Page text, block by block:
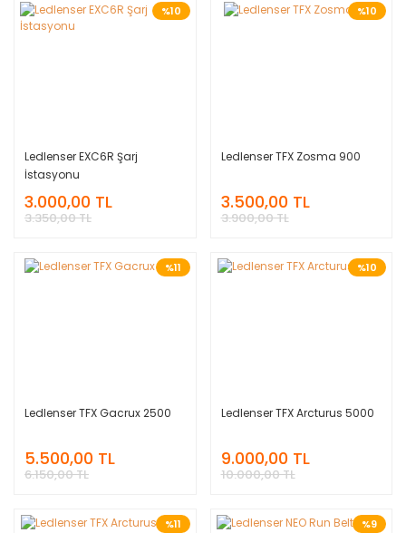
%10
Ledlenser EXC6R Şarj
İstasyonu
3.000,00 TL
3.350,00 TL
%10
Ledlenser TFX Zosma 900
3.500,00 TL
3.900,00 TL
%11
Ledlenser TFX Gacrux 2500
5.500,00 TL
6.150,00 TL
%10
Ledlenser TFX Arcturus 5000
9.000,00 TL
10.000,00 TL
%11 %9